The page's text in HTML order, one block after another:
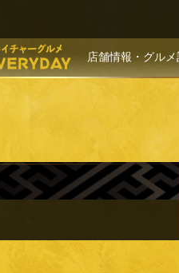
店舗情報・グル